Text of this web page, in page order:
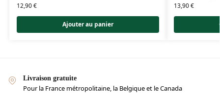
12,90€
Ajouter au panier
13,90€
Livraison gratuite
Pour la France métropolitaine, la Belgique et le Canada